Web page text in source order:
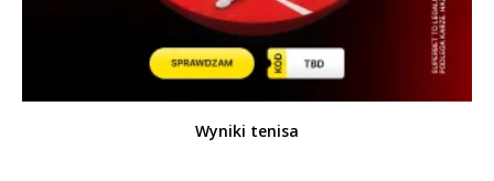
Wyniki tenisa